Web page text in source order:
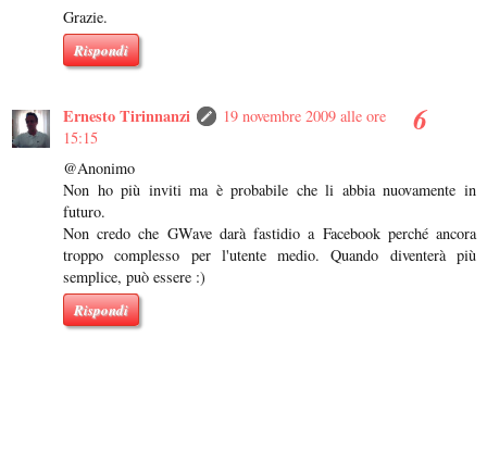
Grazie.
Rispondi
Ernesto Tirinnanzi
19 novembre 2009 alle ore
15:15
@Anonimo
Non ho più inviti ma è probabile che li abbia nuovamente in
futuro.
Non credo che GWave darà fastidio a Facebook perché ancora
troppo complesso per l'utente medio. Quando diventerà più
semplice, può essere :)
Rispondi